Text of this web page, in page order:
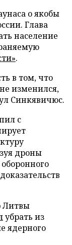
о якобы
Глава
население
.
в том, что
изменился,
Синкявичюс.
с
дроны
Литвы
убрать из
ядерного